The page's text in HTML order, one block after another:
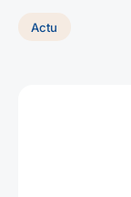
Actu